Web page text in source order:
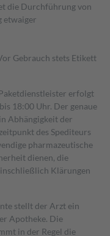
die Durchführung von
etwaiger
Gebrauch stets Etikett
erfolgt
18:00 Uhr. Der genaue
Abhängigkeit der
des Spediteurs
pharmazeutische
dienen, die
Klärungen
stellt der Arzt ein
Apotheke. Die
in der Regel die